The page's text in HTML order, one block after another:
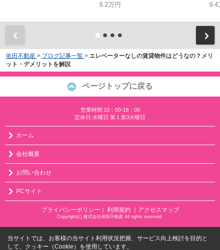
9.2万円
9.4
依田不動産 > ブログ記事一覧 > エレベーターなしの賃貸物件はどうなの？メリ
ット・デメリットを解説
ページトップに戻る
営業時間:10：00-18：00
定休日:水曜日 第１第3火曜日
ホーム
会社概要
お問い合わせ
PCサイト
プライバシーポリシー ｜ 利用規約 ｜アクセスマップ
Copyright(c) 株式会社依田不動産 All rights reserved.
当サイトでは、お客様の当サイト利用状況把握、サービス向上検討を目的と
して、クッキー（Cookie）を使用しています。